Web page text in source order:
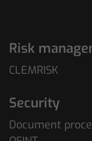
Risk
CLEMRISK
Security
Document